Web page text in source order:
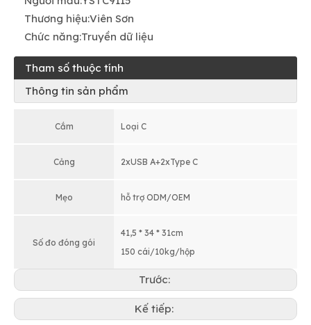
Thương hiệu:Viên Sơn
Chức năng:Truyền dữ liệu
Tham số thuộc tính
Thông tin sản phẩm
Cắm Loại C
Cảng 2xUSB A+2xType C
Mẹo hỗ trợ ODM/OEM
Số đo đóng gói
41,5 * 34 * 31cm
150 cái/10kg/hộp
Trước:
Kế tiếp: